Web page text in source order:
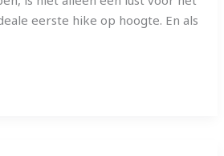
eerste hike op hoogte. En als